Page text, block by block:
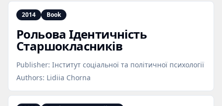
2014 Book
Рольова Ідентичність
Старшокласників
Publisher: Інститут соціальної та політичної психології
Authors: Lidiia Chorna